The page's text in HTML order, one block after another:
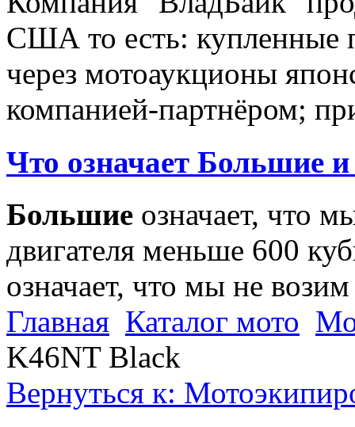
США то есть: купленные
через мотоаукционы
компанией-партнёром;
Что означает Большие
Большие означает, что
двигателя меньше 600
означает, что мы не
Главная Каталог мото
K46NT Black
Вернуться к: